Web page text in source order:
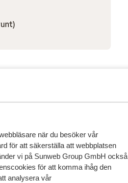
när du besöker vår
för att säkerställa att webbplatsen
vi på Sunweb Group GmbH också
för att komma ihåg den
analysera vår